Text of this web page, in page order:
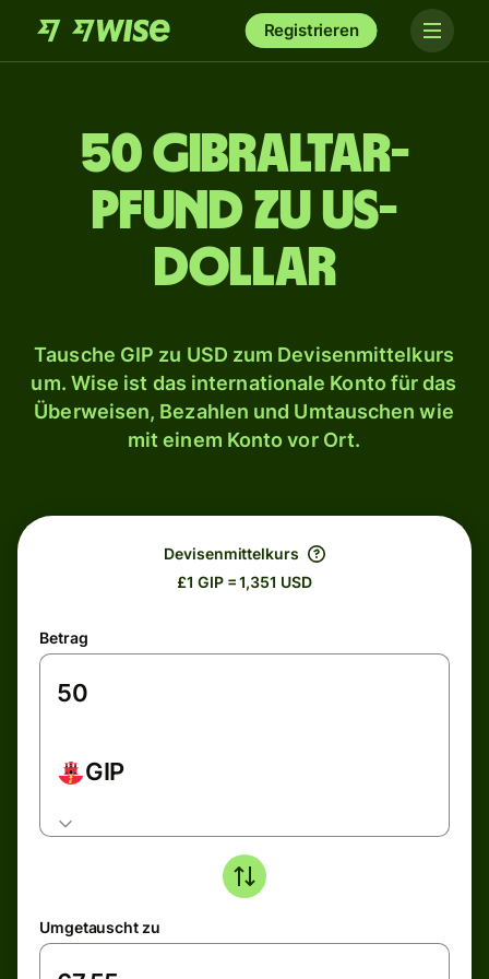
Registrieren
50 Gibraltar-
Pfund zu US-
Dollar
Tausche GIP zu USD zum Devisenmittelkurs
um. Wise ist das internationale Konto für das
Überweisen, Bezahlen und Umtauschen wie
mit einem Konto vor Ort.
Devisenmittelkurs
£1 GIP = 1,351 USD
Betrag
GIP
Umgetauscht zu